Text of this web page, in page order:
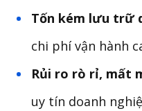
Tốn kém lưu trữ
chi phí vận hành
Rủi ro rò rỉ, mất
uy tín doanh